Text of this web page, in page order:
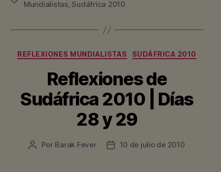
Mundialistas,Sudáfrica 2010
Categorías
REFLEXIONES MUNDIALISTAS SUDÁFRICA 2010
Reflexiones de
Sudáfrica 2010 | Días
28 y 29
Autor
Por Barak Fever
Fecha10 de julio de 2010